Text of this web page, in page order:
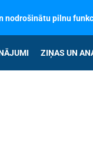
nodrošinātu pilnu
ZIŅAS UN